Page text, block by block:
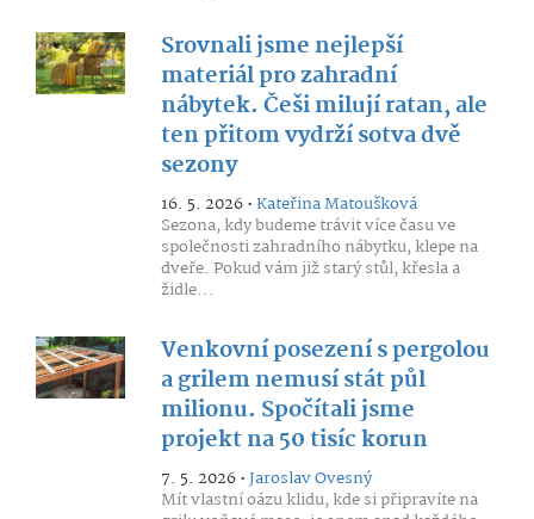
Srovnali jsme nejlepší
materiál pro zahradní
nábytek. Češi milují ratan, ale
ten přitom vydrží sotva dvě
sezony
16. 5. 2026 •Kateřina Matoušková
Sezona, kdy budeme trávit více času ve
společnosti zahradního nábytku, klepe na
dveře. Pokud vám již starý stůl, křesla a
židle...
Venkovní posezení s pergolou
a grilem nemusí stát půl
milionu. Spočítali jsme
projekt na 50 tisíc korun
7. 5. 2026 •Jaroslav Ovesný
Mít vlastní oázu klidu, kde si připravíte na